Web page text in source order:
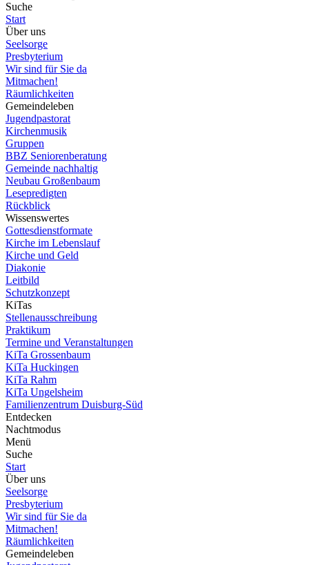
Suche
Start
Über uns
Seelsorge
Presbyterium
Wir sind für Sie da
Mitmachen!
Räumlichkeiten
Gemeindeleben
Jugendpastorat
Kirchenmusik
Gruppen
BBZ Seniorenberatung
Gemeinde nachhaltig
Neubau Großenbaum
Lesepredigten
Rückblick
Wissenswertes
Gottesdienstformate
Kirche im Lebenslauf
Kirche und Geld
Diakonie
Leitbild
Schutzkonzept
KiTas
Stellenausschreibung
Praktikum
Termine und Veranstaltungen
KiTa Grossenbaum
KiTa Huckingen
KiTa Rahm
KiTa Ungelsheim
Familienzentrum Duisburg-Süd
Entdecken
Nachtmodus
Menü
Suche
Start
Über uns
Seelsorge
Presbyterium
Wir sind für Sie da
Mitmachen!
Räumlichkeiten
Gemeindeleben